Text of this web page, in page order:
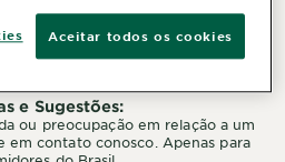
e Sugestões:
ou preocupação em relação a um
em contato conosco. Apenas para
Aceitar todos os cookies